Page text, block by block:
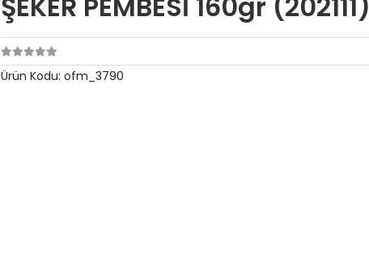
Ürün Kodu:ofm_3790